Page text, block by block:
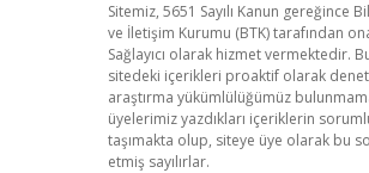
Sitemiz, 5651 Sayılı Kanun gereğince
ve İletişim Kurumu (BTK) tarafından
Sağlayıcı olarak hizmet vermektedir.
sitedeki içerikleri proaktif olarak
araştırma yükümlülüğümüz
üyelerimiz yazdıkları içeriklerin
taşımakta olup, siteye üye olarak bu
etmiş sayılırlar.